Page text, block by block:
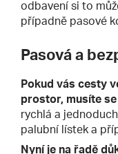
odbavení si to
případně pasové
Pasová a
Pokud vás cesty
prostor, musíte
rychlá a
palubní lístek a
Nyní je na řadě